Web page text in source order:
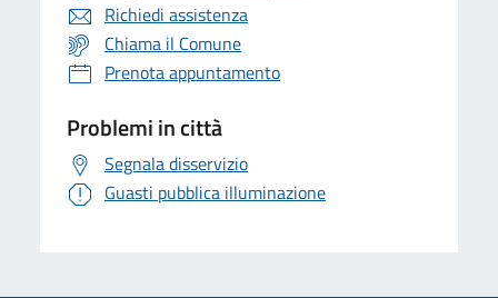
Richiedi assistenza
Chiama il Comune
Prenota appuntamento
Problemi in città
Segnala disservizio
Guasti pubblica illuminazione